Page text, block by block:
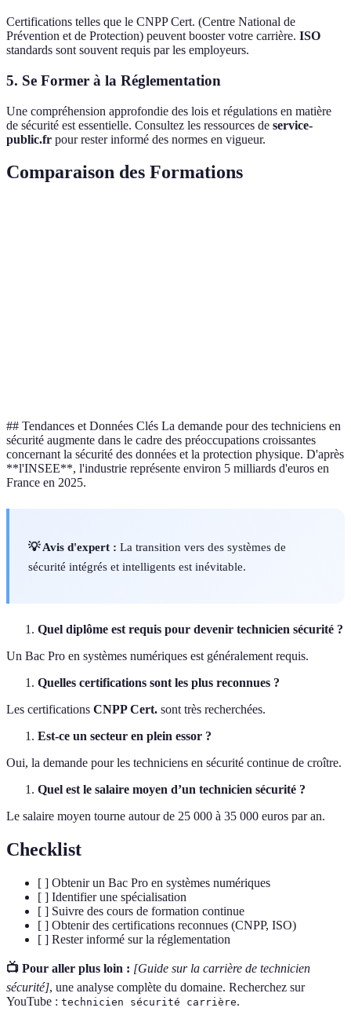
Certifications telles que le CNPP Cert. (Centre National de
Prévention et de Protection) peuvent booster votre carrière. ISO
standards sont souvent requis par les employeurs.
5. Se Former à la Réglementation
Une compréhension approfondie des lois et régulations en matière
de sécurité est essentielle. Consultez les ressources de service-
public.fr pour rester informé des normes en vigueur.
Comparaison des Formations
## Tendances et Données Clés La demande pour des techniciens en
sécurité augmente dans le cadre des préoccupations croissantes
concernant la sécurité des données et la protection physique. D'après
**l'INSEE**, l'industrie représente environ 5 milliards d'euros en
France en 2025.
💡 Avis d'expert : La transition vers des systèmes de
sécurité intégrés et intelligents est inévitable.
Quel diplôme est requis pour devenir technicien sécurité ?
Un Bac Pro en systèmes numériques est généralement requis.
Quelles certifications sont les plus reconnues ?
Les certifications CNPP Cert. sont très recherchées.
Est-ce un secteur en plein essor ?
Oui, la demande pour les techniciens en sécurité continue de croître.
Quel est le salaire moyen d’un technicien sécurité ?
Le salaire moyen tourne autour de 25 000 à 35 000 euros par an.
Checklist
[ ] Obtenir un Bac Pro en systèmes numériques
[ ] Identifier une spécialisation
[ ] Suivre des cours de formation continue
[ ] Obtenir des certifications reconnues (CNPP, ISO)
[ ] Rester informé sur la réglementation
📺 Pour aller plus loin : [Guide sur la carrière de technicien
sécurité], une analyse complète du domaine. Recherchez sur
YouTube : technicien sécurité carrière.